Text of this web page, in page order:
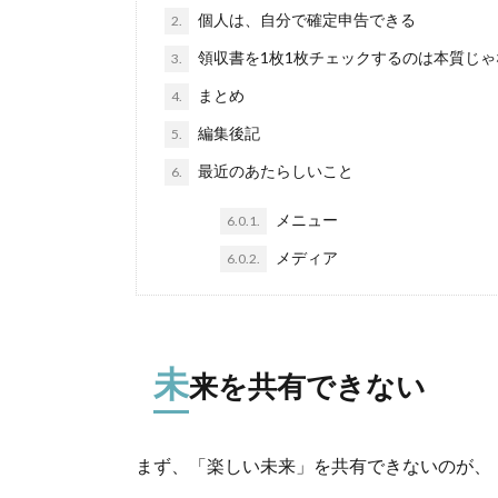
2. 個人は、自分で確定申告できる
3. 領収書を1枚1枚チェックするのは本質じ
4. まとめ
5. 編集後記
6. 最近のあたらしいこと
6.0.1. メニュー
6.0.2. メディア
未来を共有できない
まず、「楽しい未来」を共有できないのが、